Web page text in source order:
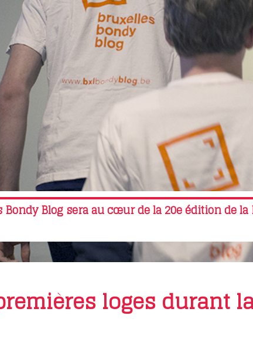
Bondy Blog sera au cœur de la 20e édition de
loges durant